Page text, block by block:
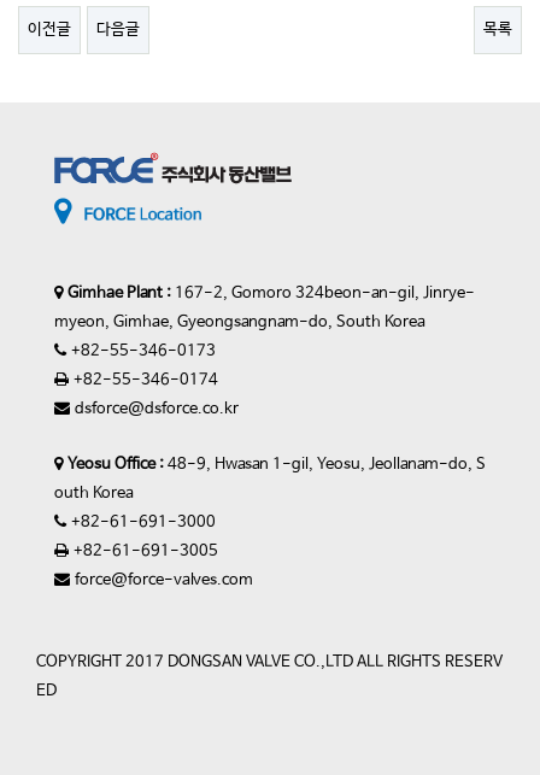
이전글 다음글 목록
Gimhae Plant : 167-2, Gomoro 324beon-an-gil, Jinrye-
myeon, Gimhae, Gyeongsangnam-do, South Korea
+82-55-346-0173
+82-55-346-0174
dsforce@dsforce.co.kr
Yeosu Office : 48-9, Hwasan 1-gil, Yeosu, Jeollanam-do, S
outh Korea
+82-61-691-3000
+82-61-691-3005
force@force-valves.com
COPYRIGHT 2017 DONGSAN VALVE CO.,LTD ALL RIGHTS RESERV
ED